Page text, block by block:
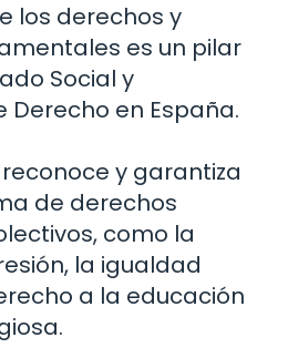
los derechos y
es un pilar
Social y
Derecho en España.
y garantiza
de derechos
como la
la igualdad
a la educación